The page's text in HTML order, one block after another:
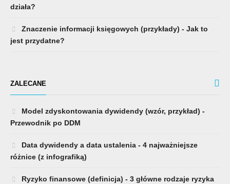
działa?
Znaczenie informacji księgowych (przykłady) - Jak to
jest przydatne?
ZALECANE
Model zdyskontowania dywidendy (wzór, przykład) -
Przewodnik po DDM
Data dywidendy a data ustalenia - 4 najważniejsze
różnice (z infografiką)
Ryzyko finansowe (definicja) - 3 główne rodzaje ryzyka